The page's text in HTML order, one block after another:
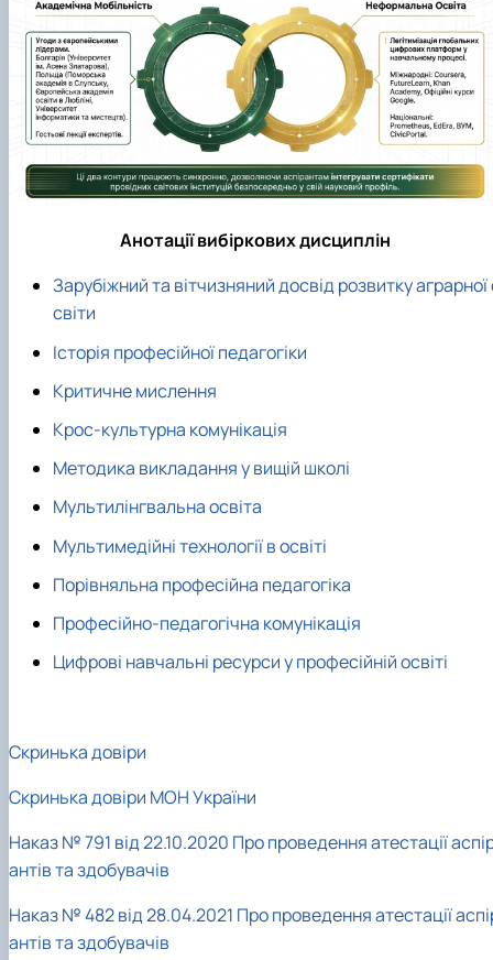
Анотації вибіркових дисциплін
Зарубіжний та вітчизняний досвід розвитку аграрної
світи
Історія професійної педагогіки
Критичне мислення
Крос-культурна комунікація
Методика викладання у вищій школі
Мультилінгвальна освіта
Мультимедійні технології в освіті
Порівняльна професійна педагогіка
Професійно-педагогічна комунікація
Цифрові навчальні ресурси у професійній освіті
Скринька довіри
Скринька довіри МОН України
Наказ № 791 від 22.10.2020 Про проведення атестації
антів та здобувачів
Наказ № 482 від 28.04.2021 Про проведення атестації
антів та здобувачів